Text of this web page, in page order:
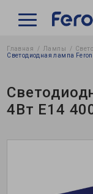
Главная Лампы
Светодиодная лампа
4Вт E14